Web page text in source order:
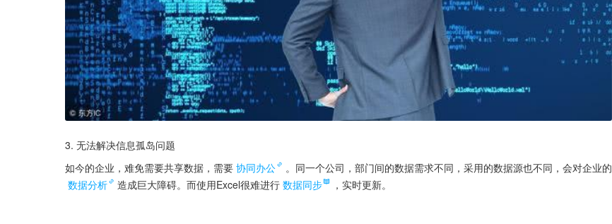
3. 无法解决信息孤岛问题
如今的企业，难免需要共享数据，需要 协同办公
。同一个公司，部门间的数据需求不同，采用的数据源也不同，会对企业的
数据分析
造成巨大障碍。而使用Excel很难进行 数据同步 ，实时更新。